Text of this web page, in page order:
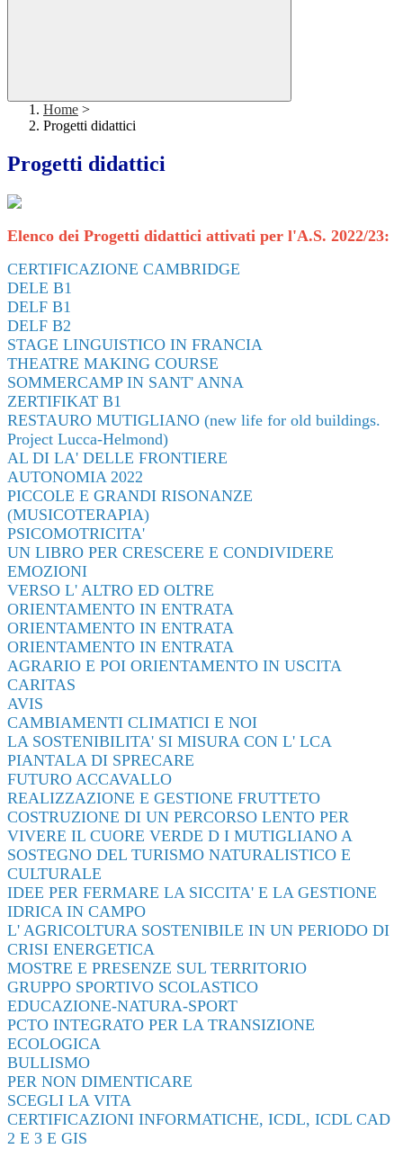
Home >
Progetti didattici
Progetti didattici
Elenco dei Progetti didattici attivati per l'A.S. 2022/23:
CERTIFICAZIONE CAMBRIDGE
DELE B1
DELF B1
DELF B2
STAGE LINGUISTICO IN FRANCIA
THEATRE MAKING COURSE
SOMMERCAMP IN SANT' ANNA
ZERTIFIKAT B1
RESTAURO MUTIGLIANO (new life for old buildings.
Project Lucca-Helmond)
AL DI LA' DELLE FRONTIERE
AUTONOMIA 2022
PICCOLE E GRANDI RISONANZE
(MUSICOTERAPIA)
PSICOMOTRICITA'
UN LIBRO PER CRESCERE E CONDIVIDERE
EMOZIONI
VERSO L' ALTRO ED OLTRE
ORIENTAMENTO IN ENTRATA
ORIENTAMENTO IN ENTRATA
ORIENTAMENTO IN ENTRATA
AGRARIO E POI ORIENTAMENTO IN USCITA
CARITAS
AVIS
CAMBIAMENTI CLIMATICI E NOI
LA SOSTENIBILITA' SI MISURA CON L' LCA
PIANTALA DI SPRECARE
FUTURO ACCAVALLO
REALIZZAZIONE E GESTIONE FRUTTETO
COSTRUZIONE DI UN PERCORSO LENTO PER
VIVERE IL CUORE VERDE D I MUTIGLIANO A
SOSTEGNO DEL TURISMO NATURALISTICO E
CULTURALE
IDEE PER FERMARE LA SICCITA' E LA GESTIONE
IDRICA IN CAMPO
L' AGRICOLTURA SOSTENIBILE IN UN PERIODO DI
CRISI ENERGETICA
MOSTRE E PRESENZE SUL TERRITORIO
GRUPPO SPORTIVO SCOLASTICO
EDUCAZIONE-NATURA-SPORT
PCTO INTEGRATO PER LA TRANSIZIONE
ECOLOGICA
BULLISMO
PER NON DIMENTICARE
SCEGLI LA VITA
CERTIFICAZIONI INFORMATICHE, ICDL, ICDL CAD
2 E 3 E GIS